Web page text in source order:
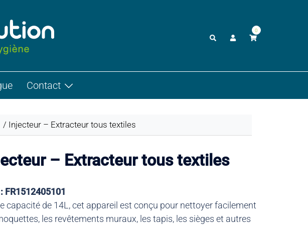
Rechercher
0
Contact
/ Injecteur – Extracteur tous textiles
– Extracteur tous textiles
FR1512405101
capacité de 14L, cet appareil est conçu pour nettoyer facilement
les revêtements muraux, les tapis, les sièges et autres